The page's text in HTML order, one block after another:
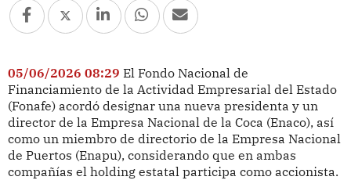
05/06/2026 08:29 El Fondo Nacional de
Financiamiento de la Actividad Empresarial del Estado
(Fonafe) acordó designar una nueva presidenta y un
director de la Empresa Nacional de la Coca (Enaco), así
como un miembro de directorio de la Empresa Nacional
de Puertos (Enapu), considerando que en ambas
compañías el holding estatal participa como accionista.